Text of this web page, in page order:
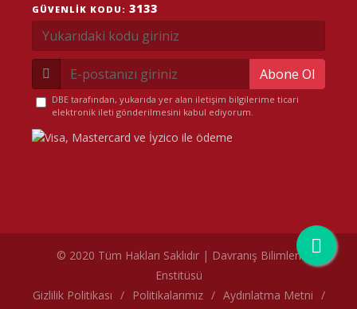
GÜVENLIK KODU: 3133
Abone Ol
DBE tarafından, yukarıda yer alan iletişim bilgilerime ticari
elektronik ileti gönderilmesini kabul ediyorum.
© 2020 Tüm Hakları Saklıdır | Davranış Bilimleri
Enstitüsü
Gizlilik Politikası / Politikalarımız / Aydınlatma Metni /